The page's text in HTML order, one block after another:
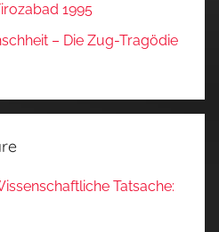
1995
– Die Zug-Tragödie
Tatsache: